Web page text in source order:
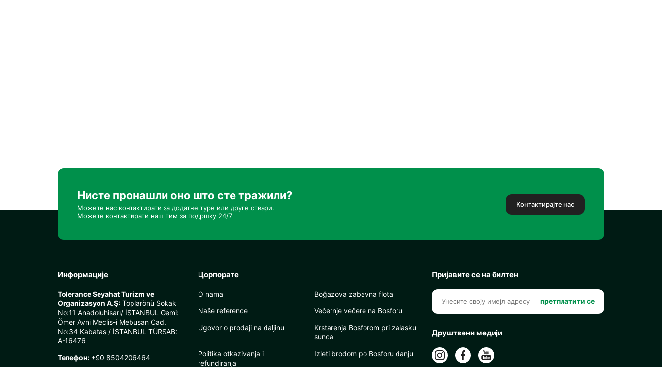
Нисте пронашли оно што сте тражили?
Можете нас контактирати за додатне туре или друге ствари.
Можете контактирати наш тим за подршку 24/7.
Контактирајте нас
Информације
Tolerance Seyahat Turizm ve
Organizasyon A.Ş: Toplarönü Sokak
No:11 Anadoluhisarı/ İSTANBUL Gemi:
Ömer Avni Meclis-i Mebusan Cad.
No:34 Kabataş / İSTANBUL TÜRSAB:
A-16476
Телефон: +90 8504206464
Цорпорате
O nama
Naše reference
Ugovor o prodaji na daljinu
Politika otkazivanja i
refundiranja
Boğazova zabavna flota
Večernje večere na Bosforu
Krstarenja Bosforom pri zalasku
sunca
Izleti brodom po Bosforu danju
Пријавите се на билтен
претплатити се
Друштвени медији